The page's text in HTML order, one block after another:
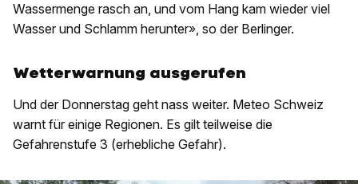
Wassermenge rasch an, und vom Hang kam wieder viel
Wasser und Schlamm herunter», so der Berlinger.
Wetterwarnung ausgerufen
Und der Donnerstag geht nass weiter. Meteo Schweiz
warnt für einige Regionen. Es gilt teilweise die
Gefahrenstufe 3 (erhebliche Gefahr).